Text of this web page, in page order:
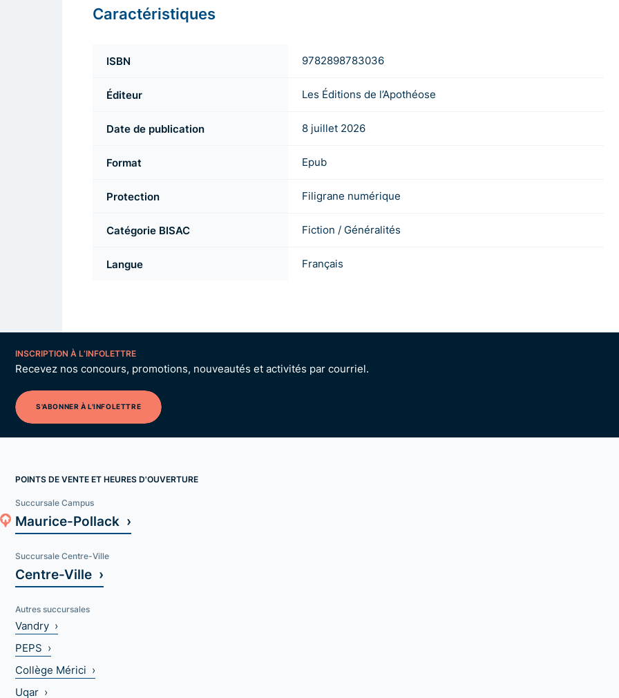
Caractéristiques
ISBN 9782898783036
Éditeur Les Éditions de l’Apothéose
Date de publication 8 juillet 2026
Format Epub
Protection Filigrane numérique
Catégorie BISAC Fiction / Généralités
Langue Français
INSCRIPTION À L’INFOLETTRE
Recevez nos concours, promotions, nouveautés et activités par courriel.
S'ABONNER À L'INFOLETTRE
POINTS DE VENTE ET HEURES D'OUVERTURE
Succursale Campus
Maurice-Pollack ›
Succursale Centre-Ville
Centre-Ville ›
Autres succursales
Vandry ›
PEPS ›
Collège Mérici ›
Uqar ›